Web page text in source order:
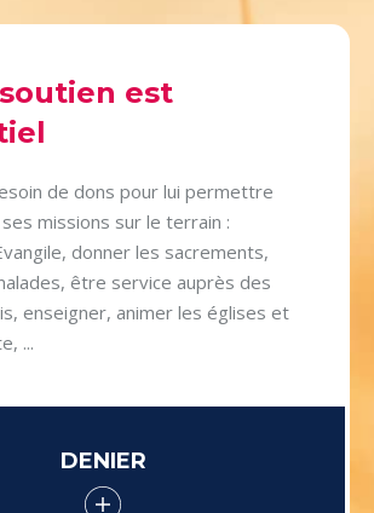
est
de dons pour lui permettre
ses missions sur le terrain :
donner les sacrements,
être service auprès des
enseigner, animer les églises et
...
DENIER